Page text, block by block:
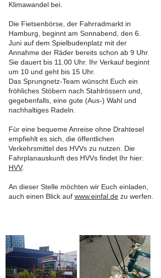
Klimawandel bei.
Die Fietsenbörse, der Fahrradmarkt in
Hamburg, beginnt am Sonnabend, den 6.
Juni auf dem Spielbudenplatz mit der
Annahme der Räder bereits schon ab 9 Uhr.
Sie dauert bis 11.00 Uhr. Ihr Verkauf beginnt
um 10 und geht bis 15 Uhr.
Das Sprungnetz-Team wünscht Euch ein
fröhliches Stöbern nach Stahlrössern und,
gegebenfalls, eine gute (Aus-) Wahl und
nachhaltiges Radeln.
Für eine bequeme Anreise ohne Drahtesel
empfiehlt es sich, die öffentlichen
Verkehrsmittel des HVVs zu nutzen. Die
Fahrplanauskunft des HVVs findet Ihr hier:
HVV.
An dieser Stelle möchten wir Euch einladen,
auch einen Blick auf www.einfal.de zu werfen.